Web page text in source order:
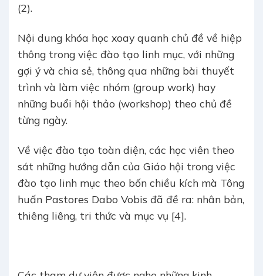
(2).
Nội dung khóa học xoay quanh chủ đề về hiệp
thông trong việc đào tạo linh mục, với những
gợi ý và chia sẻ, thông qua những bài thuyết
trình và làm việc nhóm (group work) hay
những buổi hội thảo (workshop) theo chủ đề
từng ngày.
Về việc đào tạo toàn diện, các học viên theo
sát những hướng dẫn của Giáo hội trong việc
đào tạo linh mục theo bốn chiều kích mà Tông
huấn Pastores Dabo Vobis đã đề ra: nhân bản,
thiêng liêng, tri thức và mục vụ [4].